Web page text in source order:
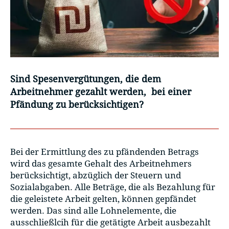
Sind Spesenvergütungen, die dem
Arbeitnehmer gezahlt werden, bei einer
Pfändung zu berücksichtigen?
Bei der Ermittlung des zu pfändenden Betrags
wird das gesamte Gehalt des Arbeitnehmers
berücksichtigt, abzüglich der Steuern und
Sozialabgaben. Alle Beträge, die als Bezahlung für
die geleistete Arbeit gelten, können gepfändet
werden. Das sind alle Lohnelemente, die
ausschließlcih für die getätigte Arbeit ausbezahlt